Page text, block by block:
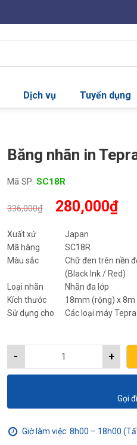
Dịch vụ Tuyển dụng
Băng nhãn in
Mã SP: SC18R
336,000₫ Giá
là:
336,000₫.
280,000₫Giá
Xuất xứ
Japan
Mã hàng
SC18R
Màu sắc
Chữ đen trên nền
(Black Ink / Red)
Loại nhãn
Nhãn đa lớp
Kích thước
18mm (rộng) x 8m
Sử dụng cho
Các loại máy Tepra
+
-
Gọi
Giờ làm việc: 8h00 – 18h00